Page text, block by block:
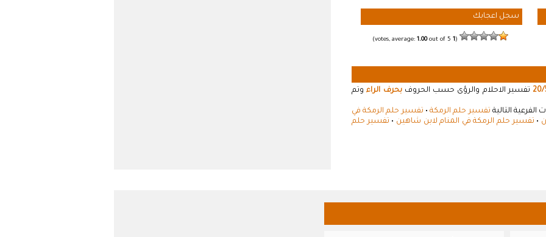
سجل اعجابك
(
1
1.00out of 5)
20/تفسير الاحلام والرؤى حسب الحروفبحرف الراءوتم
التالية تفسير حلم الرمكة• تفسير حلم الرمكة في
• تفسير حلم الرمكة في المنام لابن شاهين • تفسير حلم